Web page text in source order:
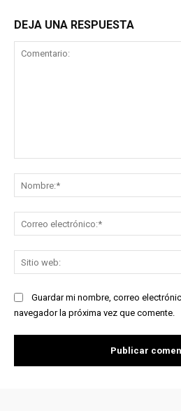
DEJA UNA RESPUESTA
Guardar mi nombre, correo
navegador la próxima vez que comente.